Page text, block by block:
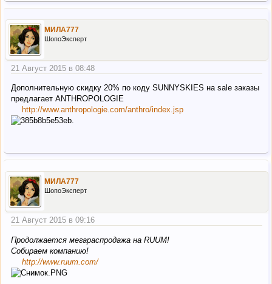
МИЛА777
ШопоЭксперт
21 Август 2015 в 08:48
Дополнительную скидку 20% по коду SUNNYSKIES на sale заказы
предлагает ANTHROPOLOGIE
http://www.anthropologie.com/anthro/index.jsp
МИЛА777
ШопоЭксперт
21 Август 2015 в 09:16
Продолжается мегараспродажа на RUUM!
Собираем компанию!
http://www.ruum.com/